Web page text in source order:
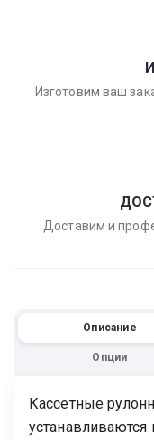
Изготовим ваш
Доставим и
Описание
Опции
Кассетные
устанавливаются